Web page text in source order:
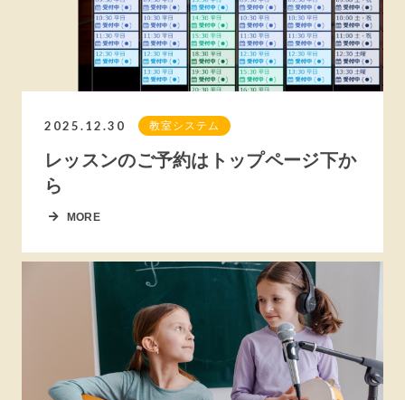
2025.12.30 教室システム
レッスンのご予約はトップページ下か
ら
MORE